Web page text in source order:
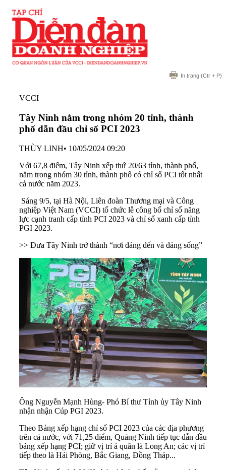
In trang (Ctr + P)
VCCI
Tây Ninh nằm trong nhóm 20 tỉnh, thành
phố dẫn đầu chỉ số PCI 2023
THÙY LINH• 10/05/2024 09:20
Với 67,8 điểm, Tây Ninh xếp thứ 20/63 tỉnh, thành phố,
nằm trong nhóm 30 tỉnh, thành phố có chỉ số PCI tốt nhất
cả nước năm 2023.
Sáng 9/5, tại Hà Nội, Liên đoàn Thương mại và Công
nghiệp Việt Nam (VCCI) tổ chức lễ công bố chỉ số năng
lực cạnh tranh cấp tỉnh PCI 2023 và chỉ số xanh cấp tỉnh
PGI 2023.
>> Đưa Tây Ninh trở thành “nơi đáng đến và đáng sống”
Ông Nguyễn Mạnh Hùng- Phó Bí thư Tỉnh ủy Tây Ninh
nhận nhận Cúp PGI 2023.
Theo Bảng xếp hạng chỉ số PCI 2023 của các địa phương
trên cả nước, với 71,25 điểm, Quảng Ninh tiếp tục dẫn đầu
bảng xếp hạng PCI; giữ vị trí á quân là Long An; các vị trí
tiếp theo là Hải Phòng, Bắc Giang, Đồng Tháp...